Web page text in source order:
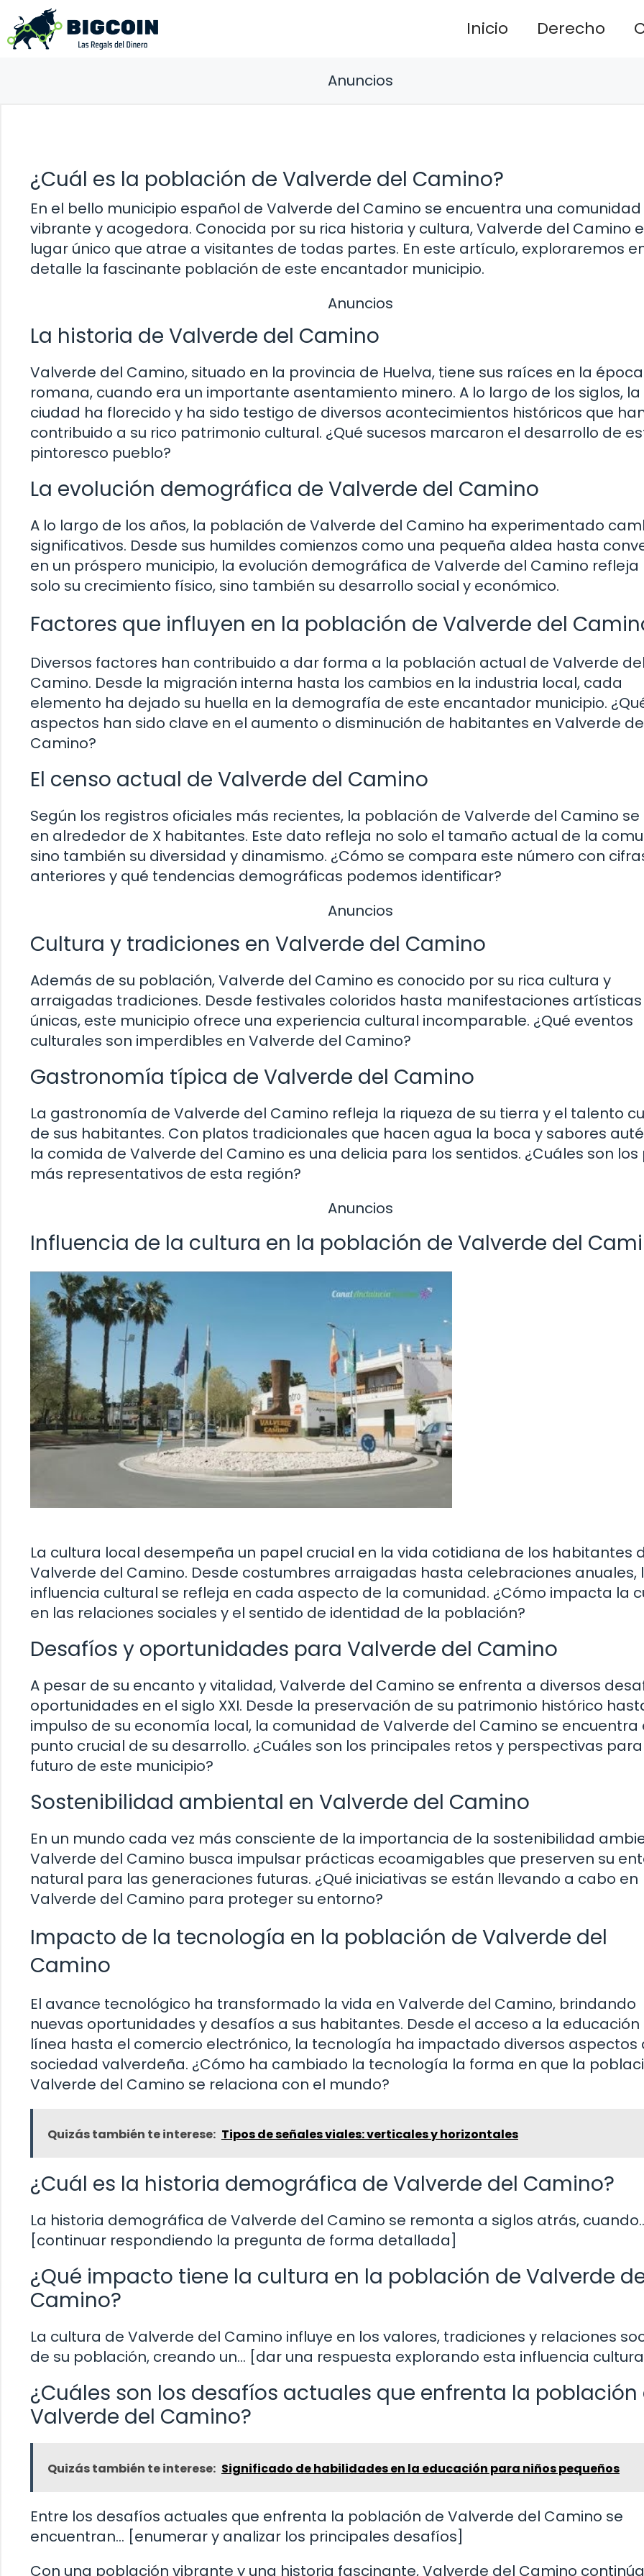
Saltar
contenido
Inicio Derecho
Anuncios
¿Cuál es la población de Valverde del Camino?
En el bello municipio español de Valverde del Camino se encuentra una comunidad
vibrante y acogedora. Conocida por su rica historia y cultura, Valverde del Camino
lugar único que atrae a visitantes de todas partes. En este artículo, exploraremos
detalle la fascinante población de este encantador municipio.
Anuncios
La historia de Valverde del Camino
Valverde del Camino, situado en la provincia de Huelva, tiene sus raíces en la época
romana, cuando era un importante asentamiento minero. A lo largo de los siglos, la
ciudad ha florecido y ha sido testigo de diversos acontecimientos históricos que
contribuido a su rico patrimonio cultural. ¿Qué sucesos marcaron el desarrollo de
pintoresco pueblo?
La evolución demográfica de Valverde del Camino
A lo largo de los años, la población de Valverde del Camino ha experimentado
significativos. Desde sus humildes comienzos como una pequeña aldea hasta
en un próspero municipio, la evolución demográfica de Valverde del Camino refleja
solo su crecimiento físico, sino también su desarrollo social y económico.
Factores que influyen en la población de Valverde del
Diversos factores han contribuido a dar forma a la población actual de Valverde del
Camino. Desde la migración interna hasta los cambios en la industria local, cada
elemento ha dejado su huella en la demografía de este encantador municipio.
aspectos han sido clave en el aumento o disminución de habitantes en Valverde
Camino?
El censo actual de Valverde del Camino
Según los registros oficiales más recientes, la población de Valverde del Camino se
en alrededor de X habitantes. Este dato refleja no solo el tamaño actual de la
sino también su diversidad y dinamismo. ¿Cómo se compara este número con
anteriores y qué tendencias demográficas podemos identificar?
Anuncios
Cultura y tradiciones en Valverde del Camino
Además de su población, Valverde del Camino es conocido por su rica cultura y
arraigadas tradiciones. Desde festivales coloridos hasta manifestaciones artísticas
únicas, este municipio ofrece una experiencia cultural incomparable. ¿Qué eventos
culturales son imperdibles en Valverde del Camino?
Gastronomía típica de Valverde del Camino
La gastronomía de Valverde del Camino refleja la riqueza de su tierra y el talento
de sus habitantes. Con platos tradicionales que hacen agua la boca y sabores
la comida de Valverde del Camino es una delicia para los sentidos. ¿Cuáles son
más representativos de esta región?
Anuncios
Influencia de la cultura en la población de Valverde del
La cultura local desempeña un papel crucial en la vida cotidiana de los habitantes
Valverde del Camino. Desde costumbres arraigadas hasta celebraciones anuales,
influencia cultural se refleja en cada aspecto de la comunidad. ¿Cómo impacta la
en las relaciones sociales y el sentido de identidad de la población?
Desafíos y oportunidades para Valverde del Camino
A pesar de su encanto y vitalidad, Valverde del Camino se enfrenta a diversos
oportunidades en el siglo XXI. Desde la preservación de su patrimonio histórico
impulso de su economía local, la comunidad de Valverde del Camino se encuentra
punto crucial de su desarrollo. ¿Cuáles son los principales retos y perspectivas
futuro de este municipio?
Sostenibilidad ambiental en Valverde del Camino
En un mundo cada vez más consciente de la importancia de la sostenibilidad
Valverde del Camino busca impulsar prácticas ecoamigables que preserven su
natural para las generaciones futuras. ¿Qué iniciativas se están llevando a cabo en
Valverde del Camino para proteger su entorno?
Impacto de la tecnología en la población de Valverde del
Camino
El avance tecnológico ha transformado la vida en Valverde del Camino, brindando
nuevas oportunidades y desafíos a sus habitantes. Desde el acceso a la educación
línea hasta el comercio electrónico, la tecnología ha impactado diversos aspectos
sociedad valverdeña. ¿Cómo ha cambiado la tecnología la forma en que la
Valverde del Camino se relaciona con el mundo?
Quizás también te interese: Tipos de señales viales: verticales y horizontales
¿Cuál es la historia demográfica de Valverde del Camino?
La historia demográfica de Valverde del Camino se remonta a siglos atrás,
[continuar respondiendo la pregunta de forma detallada]
¿Qué impacto tiene la cultura en la población de Valverde
Camino?
La cultura de Valverde del Camino influye en los valores, tradiciones y relaciones
de su población, creando un… [dar una respuesta explorando esta influencia
¿Cuáles son los desafíos actuales que enfrenta la población
Valverde del Camino?
Quizás también te interese: Significado de habilidades en la educación para niños pequeños
Entre los desafíos actuales que enfrenta la población de Valverde del Camino se
encuentran… [enumerar y analizar los principales desafíos]
Con una población vibrante y una historia fascinante, Valverde del Camino continúa